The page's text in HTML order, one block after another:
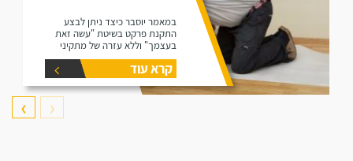
במאמר יוסבר כיצד ניתן לבצע
התקנת פרקט בשיטת "עשה זאת
בעצמך" וללא עזרה של מתקיני
פרקטים.
קרא עוד
❮
❯